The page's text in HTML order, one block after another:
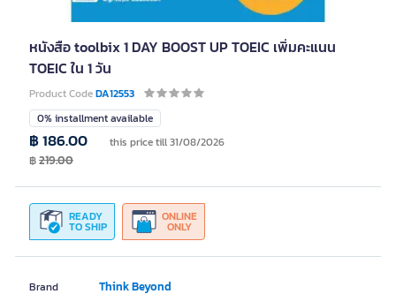
หนังสือ toolbix 1 DAY BOOST UP TOEIC เพิ่มคะแนน
TOEIC ใน 1 วัน
Product CodeDA12553
Brand Think Beyond
0% installment available
READY
TO SHIP
ONLINE
ONLY
฿ 186.00 this price till 31/08/2026
฿219.00